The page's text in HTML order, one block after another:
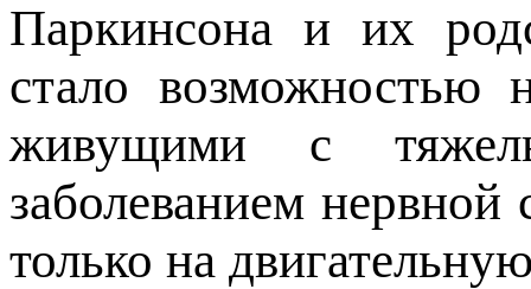
Паркинсона и их
стало возможностью
живущими с
заболеванием
только на